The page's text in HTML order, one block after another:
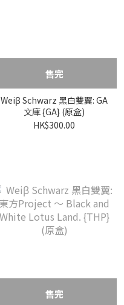
售完
Weiβ Schwarz 黑白雙翼: GA
文庫 {GA} (原盒)
HK$300.00
售完